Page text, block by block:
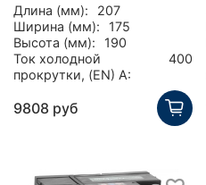
Длина (мм):
207
Ширина (мм):
175
Высота (мм):
190
Ток холодной
прокрутки, (EN) А:
400
9808 руб